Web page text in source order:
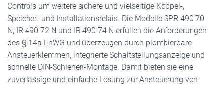
Controls um weitere sichere und vielseitige Koppel-,
Speicher- und Installationsrelais. Die Modelle SPR 490 70
N, IR 490 72 N und IR 490 74 N erfüllen die Anforderungen
des § 14a EnWG und überzeugen durch plombierbare
Ansteuerklemmen, integrierte Schaltstellungsanzeige und
schnelle DIN-Schienen-Montage. Damit bieten sie eine
zuverlässige und einfache Lösung zur Ansteuerung von